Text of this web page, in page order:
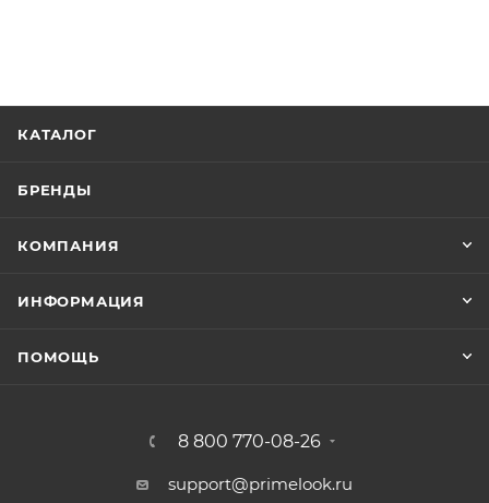
КАТАЛОГ
БРЕНДЫ
КОМПАНИЯ
ИНФОРМАЦИЯ
ПОМОЩЬ
8 800 770-08-26
support@primelook.ru